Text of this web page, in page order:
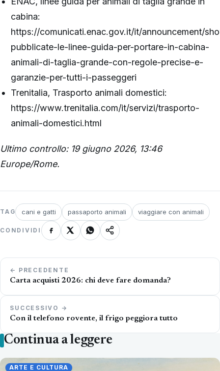
cabina:
https://comunicati.enac.gov.it/it/announcement/
pubblicate-le-linee-guida-per-portare-in-cabina-
animali-di-taglia-grande-con-regole-precise-e-
garanzie-per-tutti-i-passeggeri
Trenitalia, Trasporto animali domestici:
https://www.trenitalia.com/it/servizi/trasporto-
animali-domestici.html
Ultimo controllo: 19 giugno 2026, 13:46
Europe/Rome.
TAG cani e gatti passaporto animali viaggiare con animali
CONDIVIDI
Navigazione
articoli
← PRECEDENTE
Carta acquisti 2026: chi deve fare domanda?
SUCCESSIVO →
Con il telefono rovente, il frigo peggiora tutto
Continua a leggere
ARTE E CULTURA